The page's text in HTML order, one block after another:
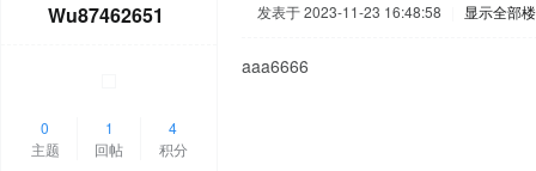
Wu87462651
0
主题
1
回帖
4
积分
发表于 2023-11-23 16:48:58 显示全部
aaa6666